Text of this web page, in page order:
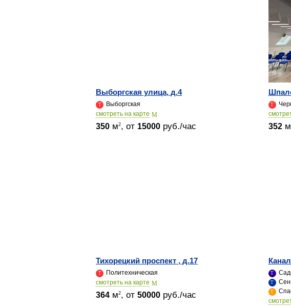
Выборгская улица, д.4
Выборгская
cмотреть на карте
350 м2, от 15000 руб./час 352м
Тихорецкий проспект , д.17
Политехническая
cмотреть на карте
364 м2, от 50000 руб./час